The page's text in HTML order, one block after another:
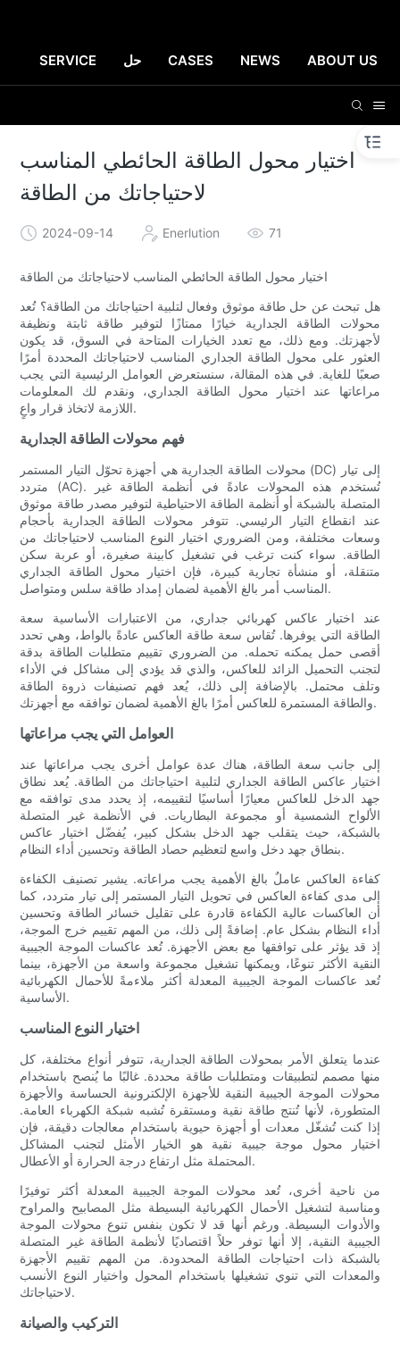
SERVICE حل CASES NEWS ABOUT US
اختيار محول الطاقة الحائطي المناسب
لاحتياجاتك من الطاقة
2024-09-14 Enerlution 71
اختيار محول الطاقة الحائطي المناسب لاحتياجاتك من الطاقة
هل تبحث عن حل طاقة موثوق وفعال لتلبية احتياجاتك من الطاقة؟ تُعد
محولات الطاقة الجدارية خيارًا ممتازًا لتوفير طاقة ثابتة ونظيفة
لأجهزتك. ومع ذلك، مع تعدد الخيارات المتاحة في السوق، قد يكون
العثور على محول الطاقة الجداري المناسب لاحتياجاتك المحددة أمرًا
صعبًا للغاية. في هذه المقالة، سنستعرض العوامل الرئيسية التي يجب
مراعاتها عند اختيار محول الطاقة الجداري، ونقدم لك المعلومات
اللازمة لاتخاذ قرار واعٍ.
فهم محولات الطاقة الجدارية
محولات الطاقة الجدارية هي أجهزة تحوّل التيار المستمر (DC) إلى تيار
متردد (AC). تُستخدم هذه المحولات عادةً في أنظمة الطاقة غير
المتصلة بالشبكة أو أنظمة الطاقة الاحتياطية لتوفير مصدر طاقة موثوق
عند انقطاع التيار الرئيسي. تتوفر محولات الطاقة الجدارية بأحجام
وسعات مختلفة، ومن الضروري اختيار النوع المناسب لاحتياجاتك من
الطاقة. سواء كنت ترغب في تشغيل كابينة صغيرة، أو عربة سكن
متنقلة، أو منشأة تجارية كبيرة، فإن اختيار محول الطاقة الجداري
المناسب أمر بالغ الأهمية لضمان إمداد طاقة سلس ومتواصل.
عند اختيار عاكس كهربائي جداري، من الاعتبارات الأساسية سعة
الطاقة التي يوفرها. تُقاس سعة طاقة العاكس عادةً بالواط، وهي تحدد
أقصى حمل يمكنه تحمله. من الضروري تقييم متطلبات الطاقة بدقة
لتجنب التحميل الزائد للعاكس، والذي قد يؤدي إلى مشاكل في الأداء
وتلف محتمل. بالإضافة إلى ذلك، يُعد فهم تصنيفات ذروة الطاقة
والطاقة المستمرة للعاكس أمرًا بالغ الأهمية لضمان توافقه مع أجهزتك.
العوامل التي يجب مراعاتها
إلى جانب سعة الطاقة، هناك عدة عوامل أخرى يجب مراعاتها عند
اختيار عاكس الطاقة الجداري لتلبية احتياجاتك من الطاقة. يُعد نطاق
جهد الدخل للعاكس معيارًا أساسيًا لتقييمه، إذ يحدد مدى توافقه مع
الألواح الشمسية أو مجموعة البطاريات. في الأنظمة غير المتصلة
بالشبكة، حيث يتقلب جهد الدخل بشكل كبير، يُفضّل اختيار عاكس
بنطاق جهد دخل واسع لتعظيم حصاد الطاقة وتحسين أداء النظام.
كفاءة العاكس عاملٌ بالغ الأهمية يجب مراعاته. يشير تصنيف الكفاءة
إلى مدى كفاءة العاكس في تحويل التيار المستمر إلى تيار متردد، كما
أن العاكسات عالية الكفاءة قادرة على تقليل خسائر الطاقة وتحسين
أداء النظام بشكل عام. إضافةً إلى ذلك، من المهم تقييم خرج الموجة،
إذ قد يؤثر على توافقها مع بعض الأجهزة. تُعد عاكسات الموجة الجيبية
النقية الأكثر تنوعًا، ويمكنها تشغيل مجموعة واسعة من الأجهزة، بينما
تُعد عاكسات الموجة الجيبية المعدلة أكثر ملاءمةً للأحمال الكهربائية
الأساسية.
اختيار النوع المناسب
عندما يتعلق الأمر بمحولات الطاقة الجدارية، تتوفر أنواع مختلفة، كل
منها مصمم لتطبيقات ومتطلبات طاقة محددة. غالبًا ما يُنصح باستخدام
محولات الموجة الجيبية النقية للأجهزة الإلكترونية الحساسة والأجهزة
المتطورة، لأنها تُنتج طاقة نقية ومستقرة تُشبه شبكة الكهرباء العامة.
إذا كنت تُشغّل معدات أو أجهزة حيوية باستخدام معالجات دقيقة، فإن
اختيار محول موجة جيبية نقية هو الخيار الأمثل لتجنب المشاكل
المحتملة مثل ارتفاع درجة الحرارة أو الأعطال.
من ناحية أخرى، تُعد محولات الموجة الجيبية المعدلة أكثر توفيرًا
ومناسبة لتشغيل الأحمال الكهربائية البسيطة مثل المصابيح والمراوح
والأدوات البسيطة. ورغم أنها قد لا تكون بنفس تنوع محولات الموجة
الجيبية النقية، إلا أنها توفر حلاً اقتصاديًا لأنظمة الطاقة غير المتصلة
بالشبكة ذات احتياجات الطاقة المحدودة. من المهم تقييم الأجهزة
والمعدات التي تنوي تشغيلها باستخدام المحول واختيار النوع الأنسب
لاحتياجاتك.
التركيب والصيانة